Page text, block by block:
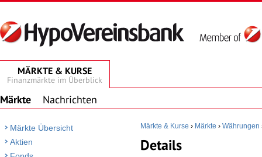
MÄRKTE & KURSE
Finanzmärkte im Überblick
Märkte Nachrichten
Märkte Übersicht
Aktien
Märkte & Kurse › Märkte › Währungen
Details